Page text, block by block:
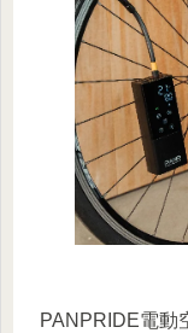
PANPRIDE電動